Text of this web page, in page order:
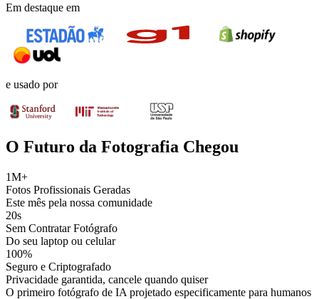
Em destaque em
e usado por
O Futuro da Fotografia Chegou
1M+
Fotos Profissionais Geradas
Este mês pela nossa comunidade
20s
Sem Contratar Fotógrafo
Do seu laptop ou celular
100%
Seguro e Criptografado
Privacidade garantida, cancele quando quiser
O primeiro fotógrafo de IA projetado especificamente para humanos